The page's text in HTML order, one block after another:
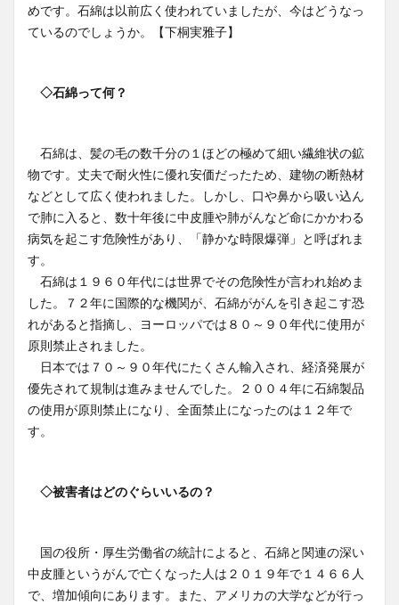
めです。石綿は以前広く使われていましたが、今はどうなっ
ているのでしょうか。【下桐実雅子】
◇石綿って何？
石綿は、髪の毛の数千分の１ほどの極めて細い繊維状の鉱
物です。丈夫で耐火性に優れ安価だったため、建物の断熱材
などとして広く使われました。しかし、口や鼻から吸い込ん
で肺に入ると、数十年後に中皮腫や肺がんなど命にかかわる
病気を起こす危険性があり、「静かな時限爆弾」と呼ばれま
す。
石綿は１９６０年代には世界でその危険性が言われ始めま
した。７２年に国際的な機関が、石綿ががんを引き起こす恐
れがあると指摘し、ヨーロッパでは８０～９０年代に使用が
原則禁止されました。
日本では７０～９０年代にたくさん輸入され、経済発展が
優先されて規制は進みませんでした。２００４年に石綿製品
の使用が原則禁止になり、全面禁止になったのは１２年で
す。
◇被害者はどのぐらいいるの？
国の役所・厚生労働省の統計によると、石綿と関連の深い
中皮腫というがんで亡くなった人は２０１９年で１４６６人
で、増加傾向にあります。また、アメリカの大学などが行っ